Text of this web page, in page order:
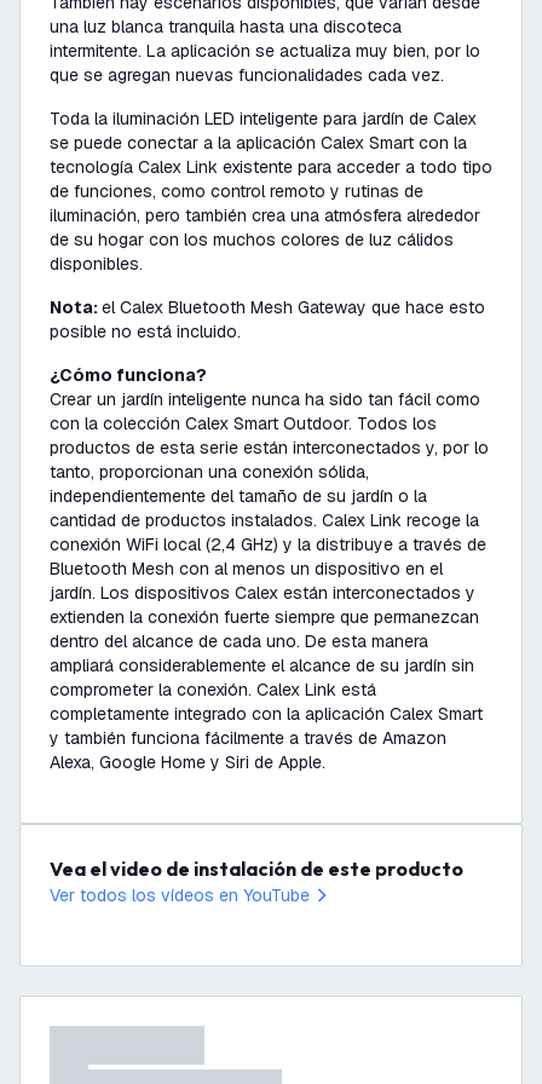
una luz blanca tranquila hasta una discoteca
intermitente. La aplicación se actualiza muy bien, por lo
que se agregan nuevas funcionalidades cada vez.
Toda la iluminación LED inteligente para jardín de Calex
se puede conectar a la aplicación Calex Smart con la
tecnología Calex Link existente para acceder a todo tipo
de funciones, como control remoto y rutinas de
iluminación, pero también crea una atmósfera alrededor
de su hogar con los muchos colores de luz cálidos
disponibles.
Nota:el Calex Bluetooth Mesh Gateway que hace esto
posible no está incluido.
¿Cómo funciona?
Crear un jardín inteligente nunca ha sido tan fácil como
con la colección Calex Smart Outdoor. Todos los
productos de esta serie están interconectados y, por lo
tanto, proporcionan una conexión sólida,
independientemente del tamaño de su jardín o la
cantidad de productos instalados. Calex Link recoge la
conexión WiFi local (2,4 GHz) y la distribuye a través de
Bluetooth Mesh con al menos un dispositivo en el
jardín. Los dispositivos Calex están interconectados y
extienden la conexión fuerte siempre que permanezcan
dentro del alcance de cada uno. De esta manera
ampliará considerablemente el alcance de su jardín sin
comprometer la conexión. Calex Link está
completamente integrado con la aplicación Calex Smart
y también funciona fácilmente a través de Amazon
Alexa, Google Home y Siri de Apple.
Vea el video de instalación de este producto
Ver todos los vídeos en YouTube